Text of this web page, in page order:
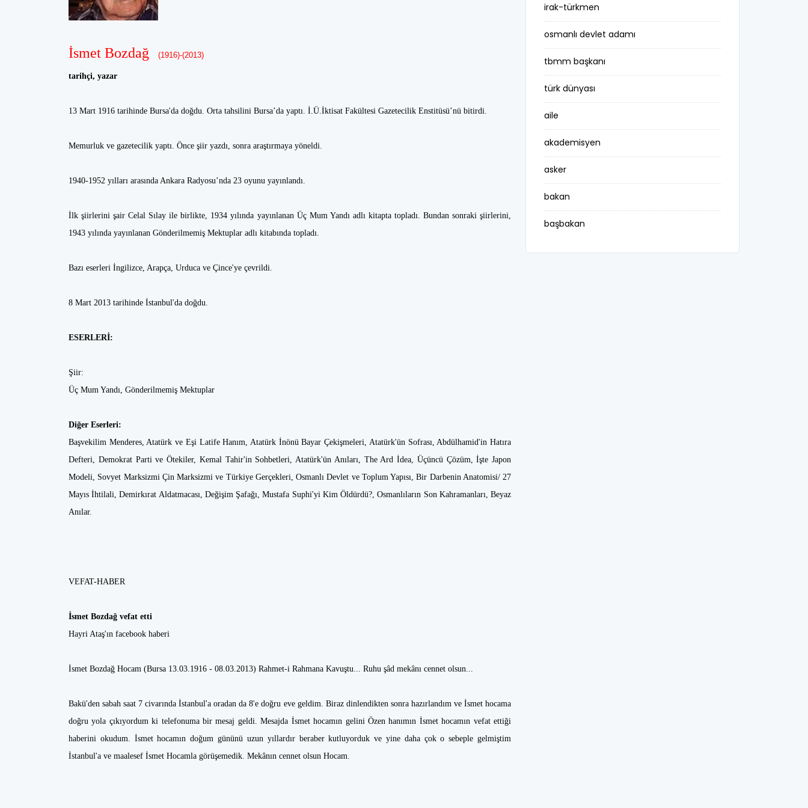
İsmet Bozdağ (1916)-(2013)
tarihçi, yazar
13 Mart 1916 tarihinde Bursa'da doğdu. Orta tahsilini Bursa’da yaptı. İ.Ü.İktisat Fakültesi Gazetecilik Enstitüsü’nü bitirdi.
Memurluk ve gazetecilik yaptı. Önce şiir yazdı, sonra araştırmaya yöneldi.
1940-1952 yılları arasında Ankara Radyosu’nda 23 oyunu yayınlandı.
İlk şiirlerini şair Celal Sılay ile birlikte, 1934 yılında yayınlanan Üç Mum Yandı adlı kitapta topladı. Bundan sonraki şiirlerini,
1943 yılında yayınlanan Gönderilmemiş Mektuplar adlı kitabında topladı.
Bazı eserleri İngilizce, Arapça, Urduca ve Çince'ye çevrildi.
8 Mart 2013 tarihinde İstanbul'da doğdu.
ESERLERİ:
Şiir:
Üç Mum Yandı, Gönderilmemiş Mektuplar
Diğer Eserleri:
Başvekilim Menderes, Atatürk ve Eşi Latife Hanım, Atatürk İnönü Bayar Çekişmeleri, Atatürk'ün Sofrası, Abdülhamid'in Hatıra
Defteri, Demokrat Parti ve Ötekiler, Kemal Tahir'in Sohbetleri, Atatürk'ün Anıları, The Ard İdea, Üçüncü Çözüm, İşte Japon
Modeli, Sovyet Marksizmi Çin Marksizmi ve Türkiye Gerçekleri, Osmanlı Devlet ve Toplum Yapısı, Bir Darbenin Anatomisi/ 27
Mayıs İhtilali, Demirkırat Aldatmacası, Değişim Şafağı, Mustafa Suphi'yi Kim Öldürdü?, Osmanlıların Son Kahramanları, Beyaz
Anılar.
VEFAT-HABER
İsmet Bozdağ vefat etti
Hayri Ataş'ın facebook haberi
İsmet Bozdağ Hocam (Bursa 13.03.1916 - 08.03.2013) Rahmet-i Rahmana Kavuştu... Ruhu şâd mekânı cennet olsun...
Bakü'den sabah saat 7 civarında İstanbul'a oradan da 8'e doğru eve geldim. Biraz dinlendikten sonra hazırlandım ve İsmet hocama
doğru yola çıkıyordum ki telefonuma bir mesaj geldi. Mesajda İsmet hocamın gelini Özen hanımın İsmet hocamın vefat ettiği
haberini okudum. İsmet hocamın doğum gününü uzun yıllardır beraber kutluyorduk ve yine daha çok o sebeple gelmiştim
İstanbul'a ve maalesef İsmet Hocamla görüşemedik. Mekânın cennet olsun Hocam.
irak-türkmen
osmanlı devlet adamı
tbmm başkanı
türk dünyası
aile
akademisyen
asker
bakan
başbakan
belediye başkanı